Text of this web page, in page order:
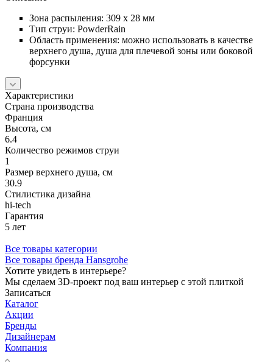
Зона распыления: 309 x 28 мм
Тип струи: PowderRain
Область применения: можно использовать в качестве
верхнего душа, душа для плечевой зоны или боковой
форсунки
Характеристики
Страна производства
Франция
Высота, см
6.4
Количество режимов струи
1
Размер верхнего душа, см
30.9
Стилистика дизайна
hi-tech
Гарантия
5 лет
Все товары категории
Все товары бренда Hansgrohe
Хотите увидеть в интерьере?
Мы сделаем 3D-проект под ваш интерьер с этой плиткой
Записаться
Каталог
Акции
Бренды
Дизайнерам
Компания